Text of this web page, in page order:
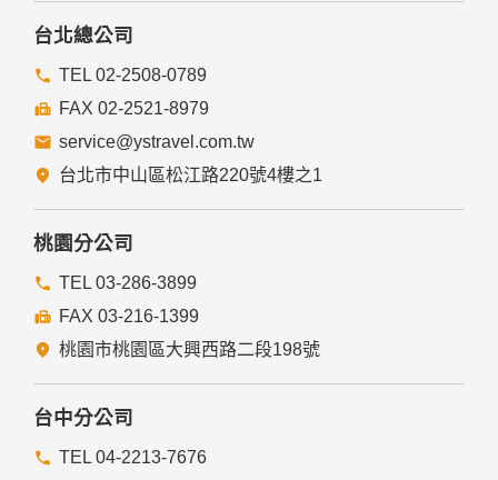
台北總公司
TEL 02-2508-0789
FAX 02-2521-8979
service@ystravel.com.tw
台北市中山區松江路220號4樓之1
桃園分公司
TEL 03-286-3899
FAX 03-216-1399
桃園市桃園區大興西路二段198號
台中分公司
TEL 04-2213-7676